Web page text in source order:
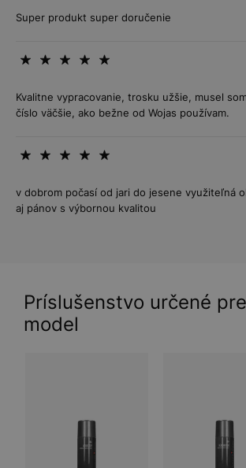
Super produkt super doručenie
Kvalitne vypracovanie, trosku užšie, musel
číslo väčšie, ako bežne od Wojas používam.
v dobrom počasí od jari do jesene využiteľná
aj pánov s výbornou kvalitou
Príslušenstvo určené
model